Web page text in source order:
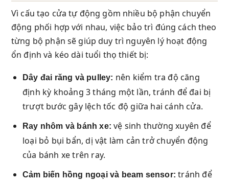
Vì cấu tạo cửa tự động gồm nhiều bộ phận chuyển
động phối hợp với nhau, việc bảo trì đúng cách theo
từng bộ phận sẽ giúp duy trì nguyên lý hoạt động
ổn định và kéo dài tuổi thọ thiết bị:
Dây đai răng và pulley: nên kiểm tra độ căng
định kỳ khoảng 3 tháng một lần, tránh để đai bị
trượt bước gây lệch tốc độ giữa hai cánh cửa.
Ray nhôm và bánh xe: vệ sinh thường xuyên để
loại bỏ bụi bẩn, dị vật làm cản trở chuyển động
của bánh xe trên ray.
Cảm biến hồng ngoại và beam sensor: tránh để